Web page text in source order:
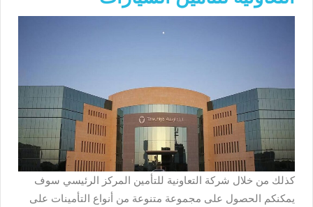
كذلك من خلال شركة التعاونية للتأمين المركز الرئيسي سوف
يمكنكم الحصول على مجموعة متنوعة من أنواع التأمينات على